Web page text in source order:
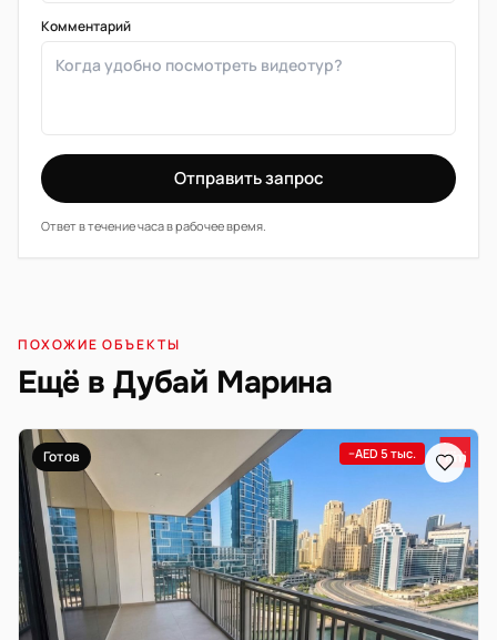
Комментарий
Отправить запрос
Ответ в течение часа в рабочее время.
ПОХОЖИЕ ОБЪЕКТЫ
Ещё в Дубай Марина
Готов −AED 5 тыс.